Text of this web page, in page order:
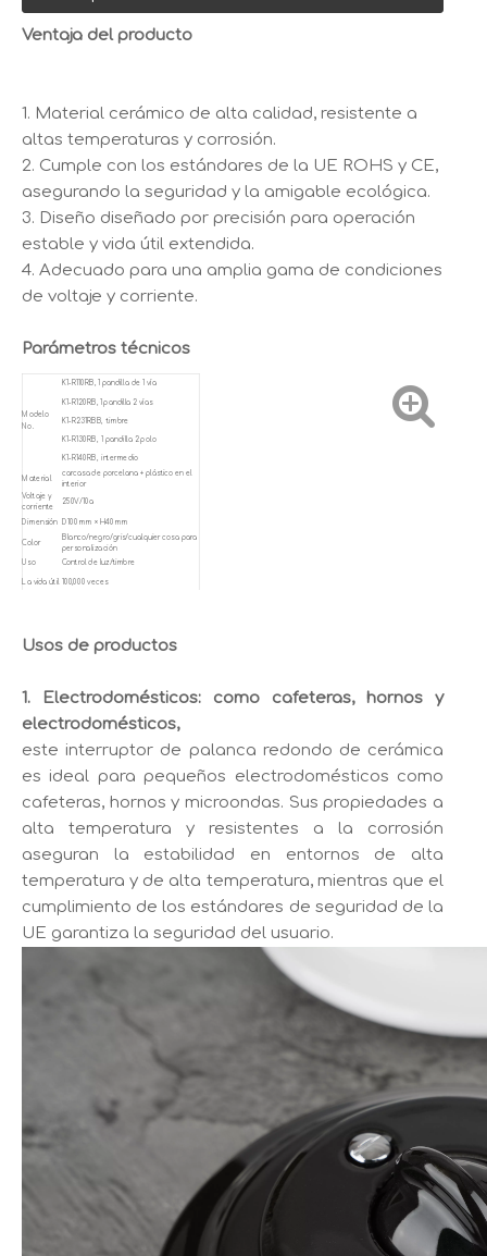
Ventaja del producto
1. Material cerámico de alta calidad, resistente a
altas temperaturas y corrosión.
2. Cumple con los estándares de la UE ROHS y CE,
asegurando la seguridad y la amigable ecológica.
3. Diseño diseñado por precisión para operación
estable y vida útil extendida.
4. Adecuado para una amplia gama de condiciones
de voltaje y corriente.
Parámetros técnicos
Modelo
No.
K1-R110RB, 1 pandilla de 1 vía
K1-R120RB, 1 pandilla 2 vías
K1-R231RBB, timbre
K1-R130RB, 1 pandilla 2 polo
K1-R140RB, intermedio
Material
carcasa de porcelana + plástico en el
interior
Voltaje y
corriente
250V/10a
Dimensión D100 mm × H40 mm
Color
Blanco/negro/gris/cualquier cosa para
personalización
Uso
Control de luz/timbre
La vida útil 100,000 veces
Usos de productos
1. Electrodomésticos: como cafeteras, hornos y
electrodomésticos,
este interruptor de palanca redondo de cerámica
es ideal para pequeños electrodomésticos como
cafeteras, hornos y microondas. Sus propiedades a
alta temperatura y resistentes a la corrosión
aseguran la estabilidad en entornos de alta
temperatura y de alta temperatura, mientras que el
cumplimiento de los estándares de seguridad de la
UE garantiza la seguridad del usuario.